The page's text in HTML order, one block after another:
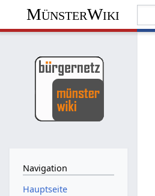
MünsterWiki
Navigation
Hauptseite